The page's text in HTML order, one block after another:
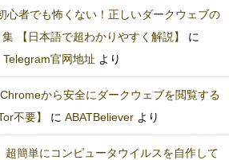
心者でも怖くない！正しいダークウェブの
【日本語で超わかりやすく解説】
に
Telegram官网地址 より
から安全にダークウェブを閲覧する
不要】
に ABATBeliever より
超簡単にコンピュータウイルスを自作して